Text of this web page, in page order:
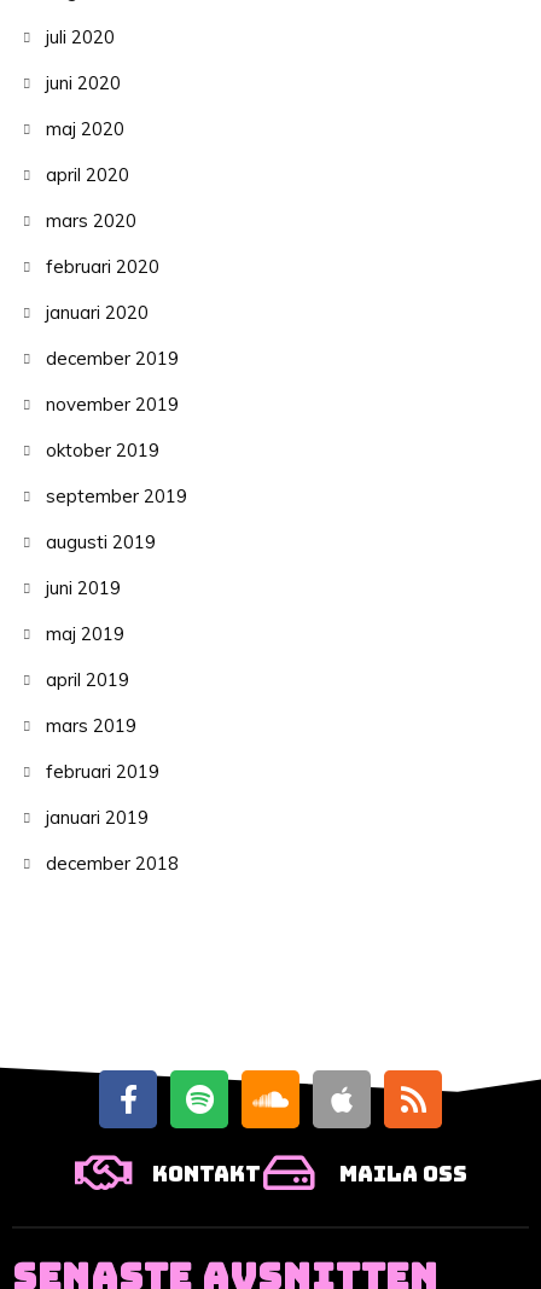
juli 2020
juni 2020
maj 2020
april 2020
mars 2020
februari 2020
januari 2020
december 2019
november 2019
oktober 2019
september 2019
augusti 2019
juni 2019
maj 2019
april 2019
mars 2019
februari 2019
januari 2019
december 2018
Kontakt Maila oss
SENASTE AVSNITTEN